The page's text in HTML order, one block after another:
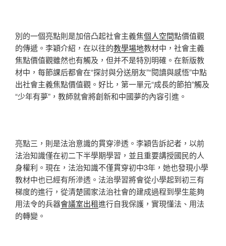
別的一個亮點則是加倍凸起社會主義焦個人空間點價值觀
的傳遞。李穎介紹，在以往的教學場地教材中，社會主義
焦點價值觀雖然也有觸及，但并不是特別明確。在新版教
材中，每節課后都會在“探討與分送朋友”“閱讀與感悟”中點
出社會主義焦點價值觀。好比，第一單元“成長的節拍”觸及
“少年有夢”，教師就會將創新和中國夢的內容引進。
亮點三，則是法治意識的貫穿滲透。李穎告訴記者，以前
法治知識僅在初二下半學期學習，並且重要講授國民的人
身權利。現在，法治知識不僅貫穿初中3年，她也發現小學
教材中也已經有所滲透。法治學習將會從小學起到初三有
梯度的進行，從清楚國家法治社會的建成過程到學生能夠
用法令的兵器會議室出租進行自我保護，實現懂法、用法
的轉變。